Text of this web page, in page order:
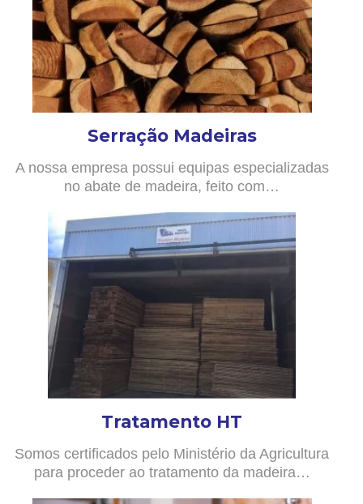
Serração Madeiras
A nossa empresa possui equipas especializadas
no abate de madeira, feito com…
Tratamento HT
Somos certificados pelo Ministério da Agricultura
para proceder ao tratamento da madeira…